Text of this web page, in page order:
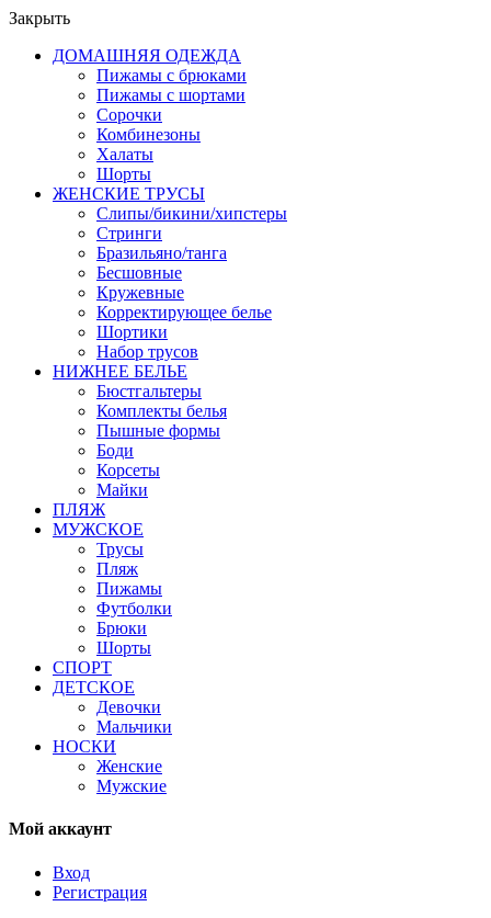
Закрыть
ДОМАШНЯЯ ОДЕЖДА
Пижамы с брюками
Пижамы с шортами
Сорочки
Комбинезоны
Халаты
Шорты
ЖЕНСКИЕ ТРУСЫ
Слипы/бикини/хипстеры
Стринги
Бразильяно/танга
Бесшовные
Кружевные
Корректирующее белье
Шортики
Набор трусов
НИЖНЕЕ БЕЛЬЕ
Бюстгальтеры
Комплекты белья
Пышные формы
Боди
Корсеты
Майки
ПЛЯЖ
МУЖСКОЕ
Трусы
Пляж
Пижамы
Футболки
Брюки
Шорты
СПОРТ
ДЕТСКОЕ
Девочки
Мальчики
НОСКИ
Женские
Мужские
Мой аккаунт
Вход
Регистрация